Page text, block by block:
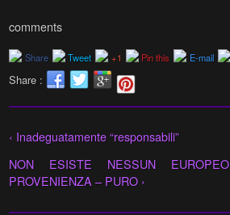
comments
Share Tweet +1 Pin this E-mail
Share :
‹ Inadeguatamente “responsabili”
NON ESISTE NESSUN
PROVENIENZA – PURO ›